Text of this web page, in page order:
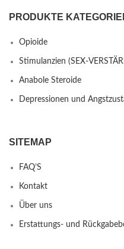
PRODUKTE
Opioide
Stimulanzien (SEX-
Anabole Steroide
Depressionen und
SITEMAP
FAQ’S
Kontakt
Über uns
Erstattungs- und